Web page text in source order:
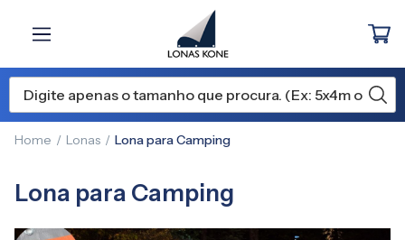
Home Lonas Lona para Camping
Lona para Camping